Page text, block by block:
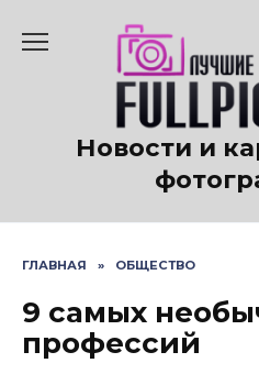
содержанию
Новости и
ГЛАВНАЯ » ОБЩЕСТВО
9 самых
профессий